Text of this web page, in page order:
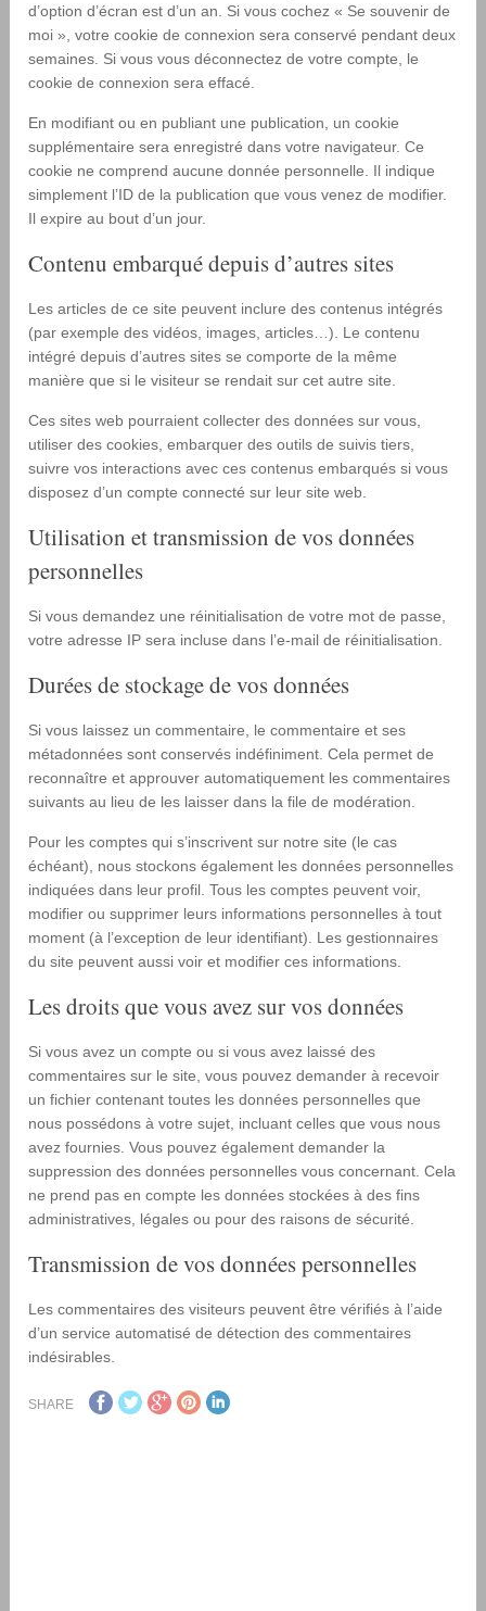
d’option d’écran est d’un an. Si vous cochez « Se souvenir de
moi », votre cookie de connexion sera conservé pendant deux
semaines. Si vous vous déconnectez de votre compte, le
cookie de connexion sera effacé.
En modifiant ou en publiant une publication, un cookie
supplémentaire sera enregistré dans votre navigateur. Ce
cookie ne comprend aucune donnée personnelle. Il indique
simplement l’ID de la publication que vous venez de modifier.
Il expire au bout d’un jour.
Contenu embarqué depuis d’autres sites
Les articles de ce site peuvent inclure des contenus intégrés
(par exemple des vidéos, images, articles…). Le contenu
intégré depuis d’autres sites se comporte de la même
manière que si le visiteur se rendait sur cet autre site.
Ces sites web pourraient collecter des données sur vous,
utiliser des cookies, embarquer des outils de suivis tiers,
suivre vos interactions avec ces contenus embarqués si vous
disposez d’un compte connecté sur leur site web.
Utilisation et transmission de vos données
personnelles
Si vous demandez une réinitialisation de votre mot de passe,
votre adresse IP sera incluse dans l’e-mail de réinitialisation.
Durées de stockage de vos données
Si vous laissez un commentaire, le commentaire et ses
métadonnées sont conservés indéfiniment. Cela permet de
reconnaître et approuver automatiquement les commentaires
suivants au lieu de les laisser dans la file de modération.
Pour les comptes qui s’inscrivent sur notre site (le cas
échéant), nous stockons également les données personnelles
indiquées dans leur profil. Tous les comptes peuvent voir,
modifier ou supprimer leurs informations personnelles à tout
moment (à l’exception de leur identifiant). Les gestionnaires
du site peuvent aussi voir et modifier ces informations.
Les droits que vous avez sur vos données
Si vous avez un compte ou si vous avez laissé des
commentaires sur le site, vous pouvez demander à recevoir
un fichier contenant toutes les données personnelles que
nous possédons à votre sujet, incluant celles que vous nous
avez fournies. Vous pouvez également demander la
suppression des données personnelles vous concernant. Cela
ne prend pas en compte les données stockées à des fins
administratives, légales ou pour des raisons de sécurité.
Transmission de vos données personnelles
Les commentaires des visiteurs peuvent être vérifiés à l’aide
d’un service automatisé de détection des commentaires
indésirables.
SHARE